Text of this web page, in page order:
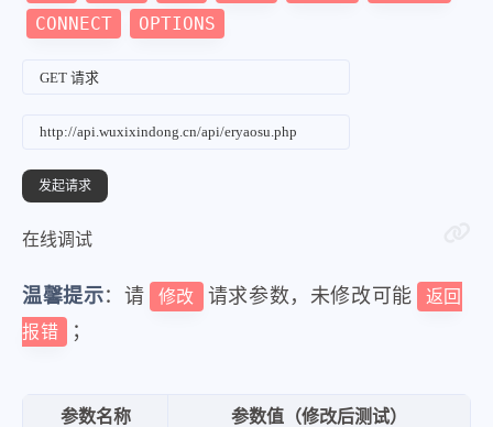
CONNECT
OPTIONS
在线调试
温馨提示：请 修改 请求参数，未修改可能
返回
报错
；
参数名称 参数值（修改后测试）